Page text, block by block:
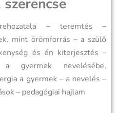
– teremtés –
mint örömforrás – a szülő
és én kiterjesztés –
gyermek nevelésébe,
a gyermek – a nevelés –
– pedagógiai hajlam